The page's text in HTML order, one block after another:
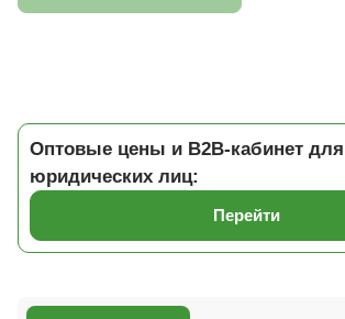
Оптовые цены и B2B-кабинет для
юридических лиц:
Перейти